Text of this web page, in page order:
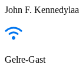
John F.
Gelre-Gast